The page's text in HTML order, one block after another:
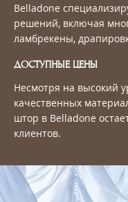
Belladone
решений, включая
ламбрекены,
ДОСТУПНЫЕ ЦЕНЫ
Несмотря на высокий
качественных
штор в Belladone
клиентов.